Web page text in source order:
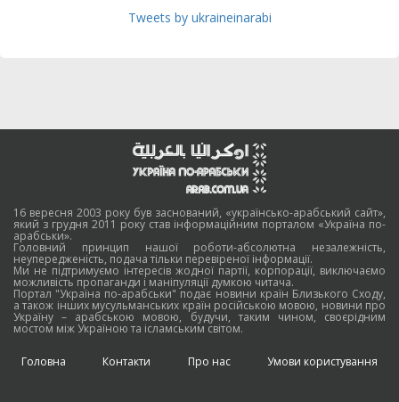
Tweets by ukraineinarabi
16 вересня 2003 року був заснований, «українсько-арабський сайт»,
який з грудня 2011 року став інформаційним порталом «Україна по-
арабськи».
Головний принцип нашої роботи-абсолютна незалежність,
неупередженість, подача тільки перевіреної інформації.
Ми не підтримуємо інтересів жодної партії, корпорації, виключаємо
можливість пропаганди і маніпуляції думкою читача.
Портал "Україна по-арабськи" подає новини країн Близького Сходу,
а також інших мусульманських країн російською мовою, новини про
Україну – арабською мовою, будучи, таким чином, своєрідним
мостом між Україною та ісламським світом.
Головна Контакти Про нас Умови користування